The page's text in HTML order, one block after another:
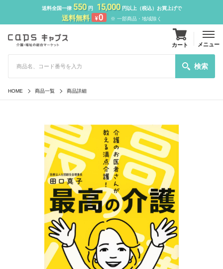
送料全国一律 550円 15,000円以上（税込）お買上げで
送料無料 ¥0 ※ 一部商品・地域除く
検索
カート メニュー
HOME 商品一覧 商品詳細